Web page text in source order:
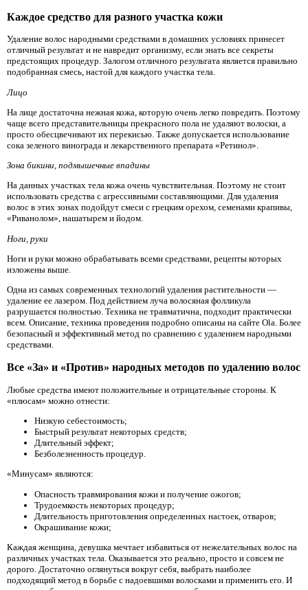
Каждое средство для разного участка кожи
Удаление волос народными средствами в домашних условиях принесет
отличный результат и не навредит организму, если знать все секреты
предстоящих процедур. Залогом отличного результата является правильно
подобранная смесь, настой для каждого участка тела.
Лицо
На лице достаточна нежная кожа, которую очень легко повредить. Поэтому
чаще всего представительницы прекрасного пола не удаляют волоски, а
просто обесцвечивают их перекисью. Также допускается использование
сока зеленого винограда и лекарственного препарата «Ретинол».
Зона бикини, подмышечные впадины
На данных участках тела кожа очень чувствительная. Поэтому не стоит
использовать средства с агрессивными составляющими. Для удаления
волос в этих зонах подойдут смеси с грецким орехом, семенами крапивы,
«Риванолом», нашатырем и йодом.
Ноги, руки
Ноги и руки можно обрабатывать всеми средствами, рецепты которых
изложены выше.
Одна из самых современных технологий удаления растительности —
удаление ее лазером. Под действием луча волосяная фолликула
разрушается полностью. Техника не травматична, подходит практически
всем. Описание, техника проведения подробно описаны на сайте Ola. Более
безопасный и эффективный метод по сравнению с удалением народными
средствами.
Все «За» и «Против» народных методов по удалению волос
Любые средства имеют положительные и отрицательные стороны. К
«плюсам» можно отнести:
Низкую себестоимость;
Быстрый результат некоторых средств;
Длительный эффект;
Безболезненность процедур.
«Минусам» являются:
Опасность травмирования кожи и получение ожогов;
Трудоемкость некоторых процедур;
Длительность приготовления определенных настоек, отваров;
Окрашивание кожи;
Каждая женщина, девушка мечтает избавиться от нежелательных волос на
различных участках тела. Оказывается это реально, просто и совсем не
дорого. Достаточно оглянуться вокруг себя, выбрать наиболее
подходящий метод в борьбе с надоевшими волосками и применить его. И